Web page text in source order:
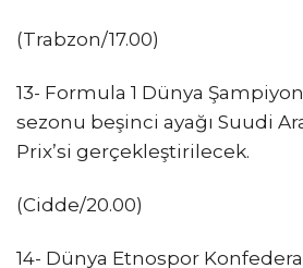
(Trabzon/17.00)
13- Formula 1 Dünya
sezonu beşinci ayağı Suudi
Prix’si gerçekleştirilecek.
(Cidde/20.00)
14- Dünya Etnospor